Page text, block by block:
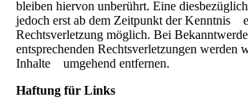
bleiben hiervon unberührt. Eine
jedoch erst ab dem Zeitpunkt der Kenntnis
Rechtsverletzung möglich. Bei
entsprechenden Rechtsverletzungen werden
Inhalte umgehend entfernen.
Haftung für Links